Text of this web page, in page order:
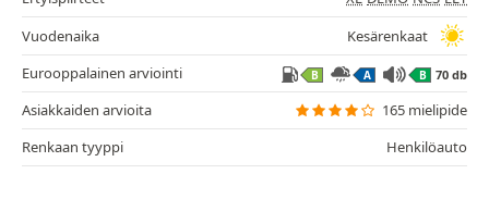
Vuodenaika
Kesärenkaat
Eurooppalainen arviointi
B A B 70 db
Asiakkaiden arvioita
165 mielipide
Renkaan tyyppi
Henkilöauto